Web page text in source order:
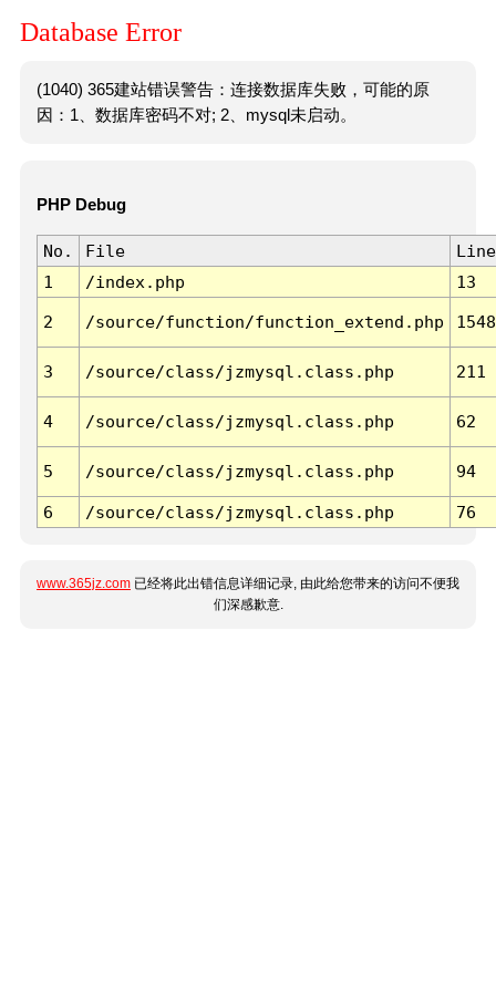
Database Error
(1040) 365建站错误警告：连接数据库失败，可能的原
因：1、数据库密码不对; 2、mysql未启动。
PHP Debug
No. File
Line
1
/index.php 13
2 /source/function/function_extend.php 1548
3 /source/class/jzmysql.class.php 211
4 /source/class/jzmysql.class.php 62
5 /source/class/jzmysql.class.php 94
6 /source/class/jzmysql.class.php 76
www.365jz.com 已经将此出错信息详细记录, 由此给您带来的访问不便我
们深感歉意.